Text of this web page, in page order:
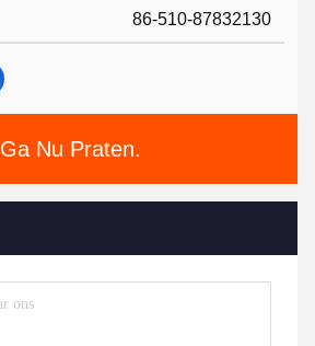
86-510-87832130
Ga Nu Praten.